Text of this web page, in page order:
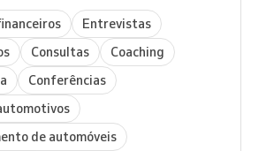
Entrevistas
Consultas
Coaching
Conferências
de automóveis